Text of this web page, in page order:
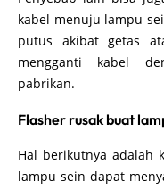
kabel menuju lampu
putus akibat getas
mengganti kabel
pabrikan.
Flasher rusak buat
Hal berikutnya adalah
lampu sein dapat